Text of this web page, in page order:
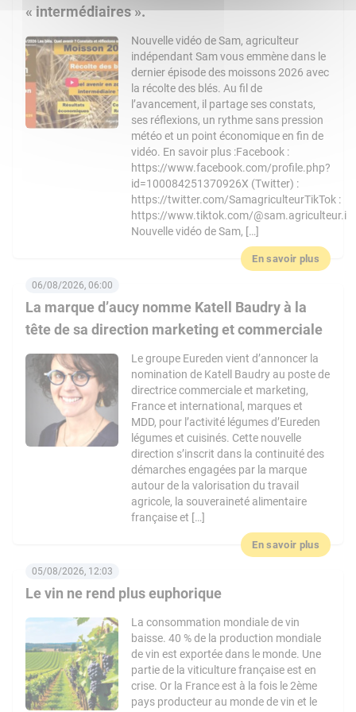
« intermédiaires ».
Nouvelle vidéo de Sam, agriculteur
indépendant Sam vous emmène dans le
dernier épisode des moissons 2026 avec
la récolte des blés. Au fil de
l’avancement, il partage ses constats,
ses réflexions, un rythme sans pression
météo et un point économique en fin de
vidéo. En savoir plus :Facebook :
https://www.facebook.com/profile.php?
id=100084251370926X (Twitter) :
https://twitter.com/SamagriculteurTikTok :
https://www.tiktok.com/@sam.agriculteur.i
Nouvelle vidéo de Sam, […]
En savoir plus
La marque d’aucy nomme Katell Baudry à la
tête de sa direction marketing et commerciale
06/08/2026, 06:00
Le groupe Eureden vient d’annoncer la
nomination de Katell Baudry au poste de
directrice commerciale et marketing,
France et international, marques et
MDD, pour l’activité légumes d’Eureden
légumes et cuisinés. Cette nouvelle
direction s’inscrit dans la continuité des
démarches engagées par la marque
autour de la valorisation du travail
agricole, la souveraineté alimentaire
française et […]
En savoir plus
Le vin ne rend plus euphorique
05/08/2026, 12:03
La consommation mondiale de vin
baisse. 40 % de la production mondiale
de vin est exportée dans le monde. Une
partie de la viticulture française est en
crise. Or la France est à la fois le 2ème
pays producteur au monde de vin et le